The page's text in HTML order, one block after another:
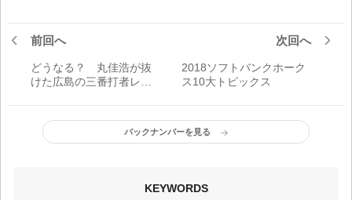
前回へ
どうなる？ 丸佳浩が抜
けた広島の三番打者レー
次回へ
2018ソフトバンクホーク
ス10大トピックス
バックナンバーを見る
KEYWORDS